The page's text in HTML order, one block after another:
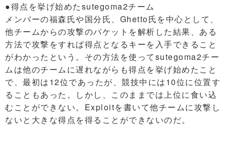
●得点を挙げ始めたsutegoma2チーム
メンバーの福森氏や国分氏、Ghetto氏を中心として、
他チームからの攻撃のパケットを解析した結果、ある
方法で攻撃をすれば得点となるキーを入手できること
がわかったという。その方法を使ってsutegoma2チー
ムは他のチームに遅れながらも得点を挙げ始めたこと
で、最初は12位であったが、競技中には10位に位置す
ることもあった。しかし、このままでは上位に食い込
むことができない。Exploitを書いて他チームに攻撃し
ないと大きな得点を得ることができないのだ。